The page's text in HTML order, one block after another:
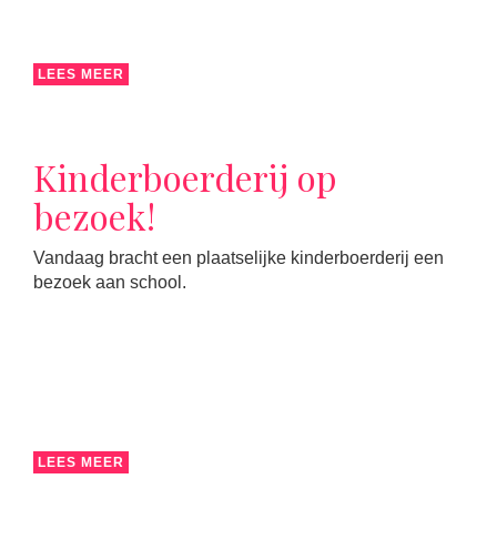
LEES MEER
Kinderboerderij op
bezoek!
Vandaag bracht een plaatselijke kinderboerderij een
bezoek aan school.
LEES MEER